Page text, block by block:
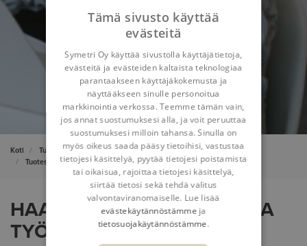
Koti
Tuotesuunnittelu ja tuotteen elinkaaren hallinta
Tuotesuunnittelu- ja PLM-konsultointi
Menetelmien kehittäminen
HAASTA TOTUTUT TAVAT JA
TYÖSKENTELE FIKSUMMIN
Tämä sivusto käyttää
evästeitä
Symetri Oy käyttää sivustolla käyttäjätietoja,
evästeitä ja evästeiden kaltaista teknologiaa
parantaakseen käyttäjäkokemusta ja
näyttääkseen sinulle personoitua
markkinointia verkossa. Teemme tämän vain,
jos annat suostumuksesi alla, ja voit peruuttaa
suostumuksesi milloin tahansa. Sinulla on
myös oikeus saada pääsy tietoihisi, vastustaa
tietojesi käsittelyä, pyytää tietojesi poistamista
tai oikaisua, rajoittaa tietojesi käsittelyä,
siirtää tietosi sekä tehdä valitus
valvontaviranomaiselle. Lue lisää
evästekäytännöstämme ja
tietosuojakäytännöstämme.